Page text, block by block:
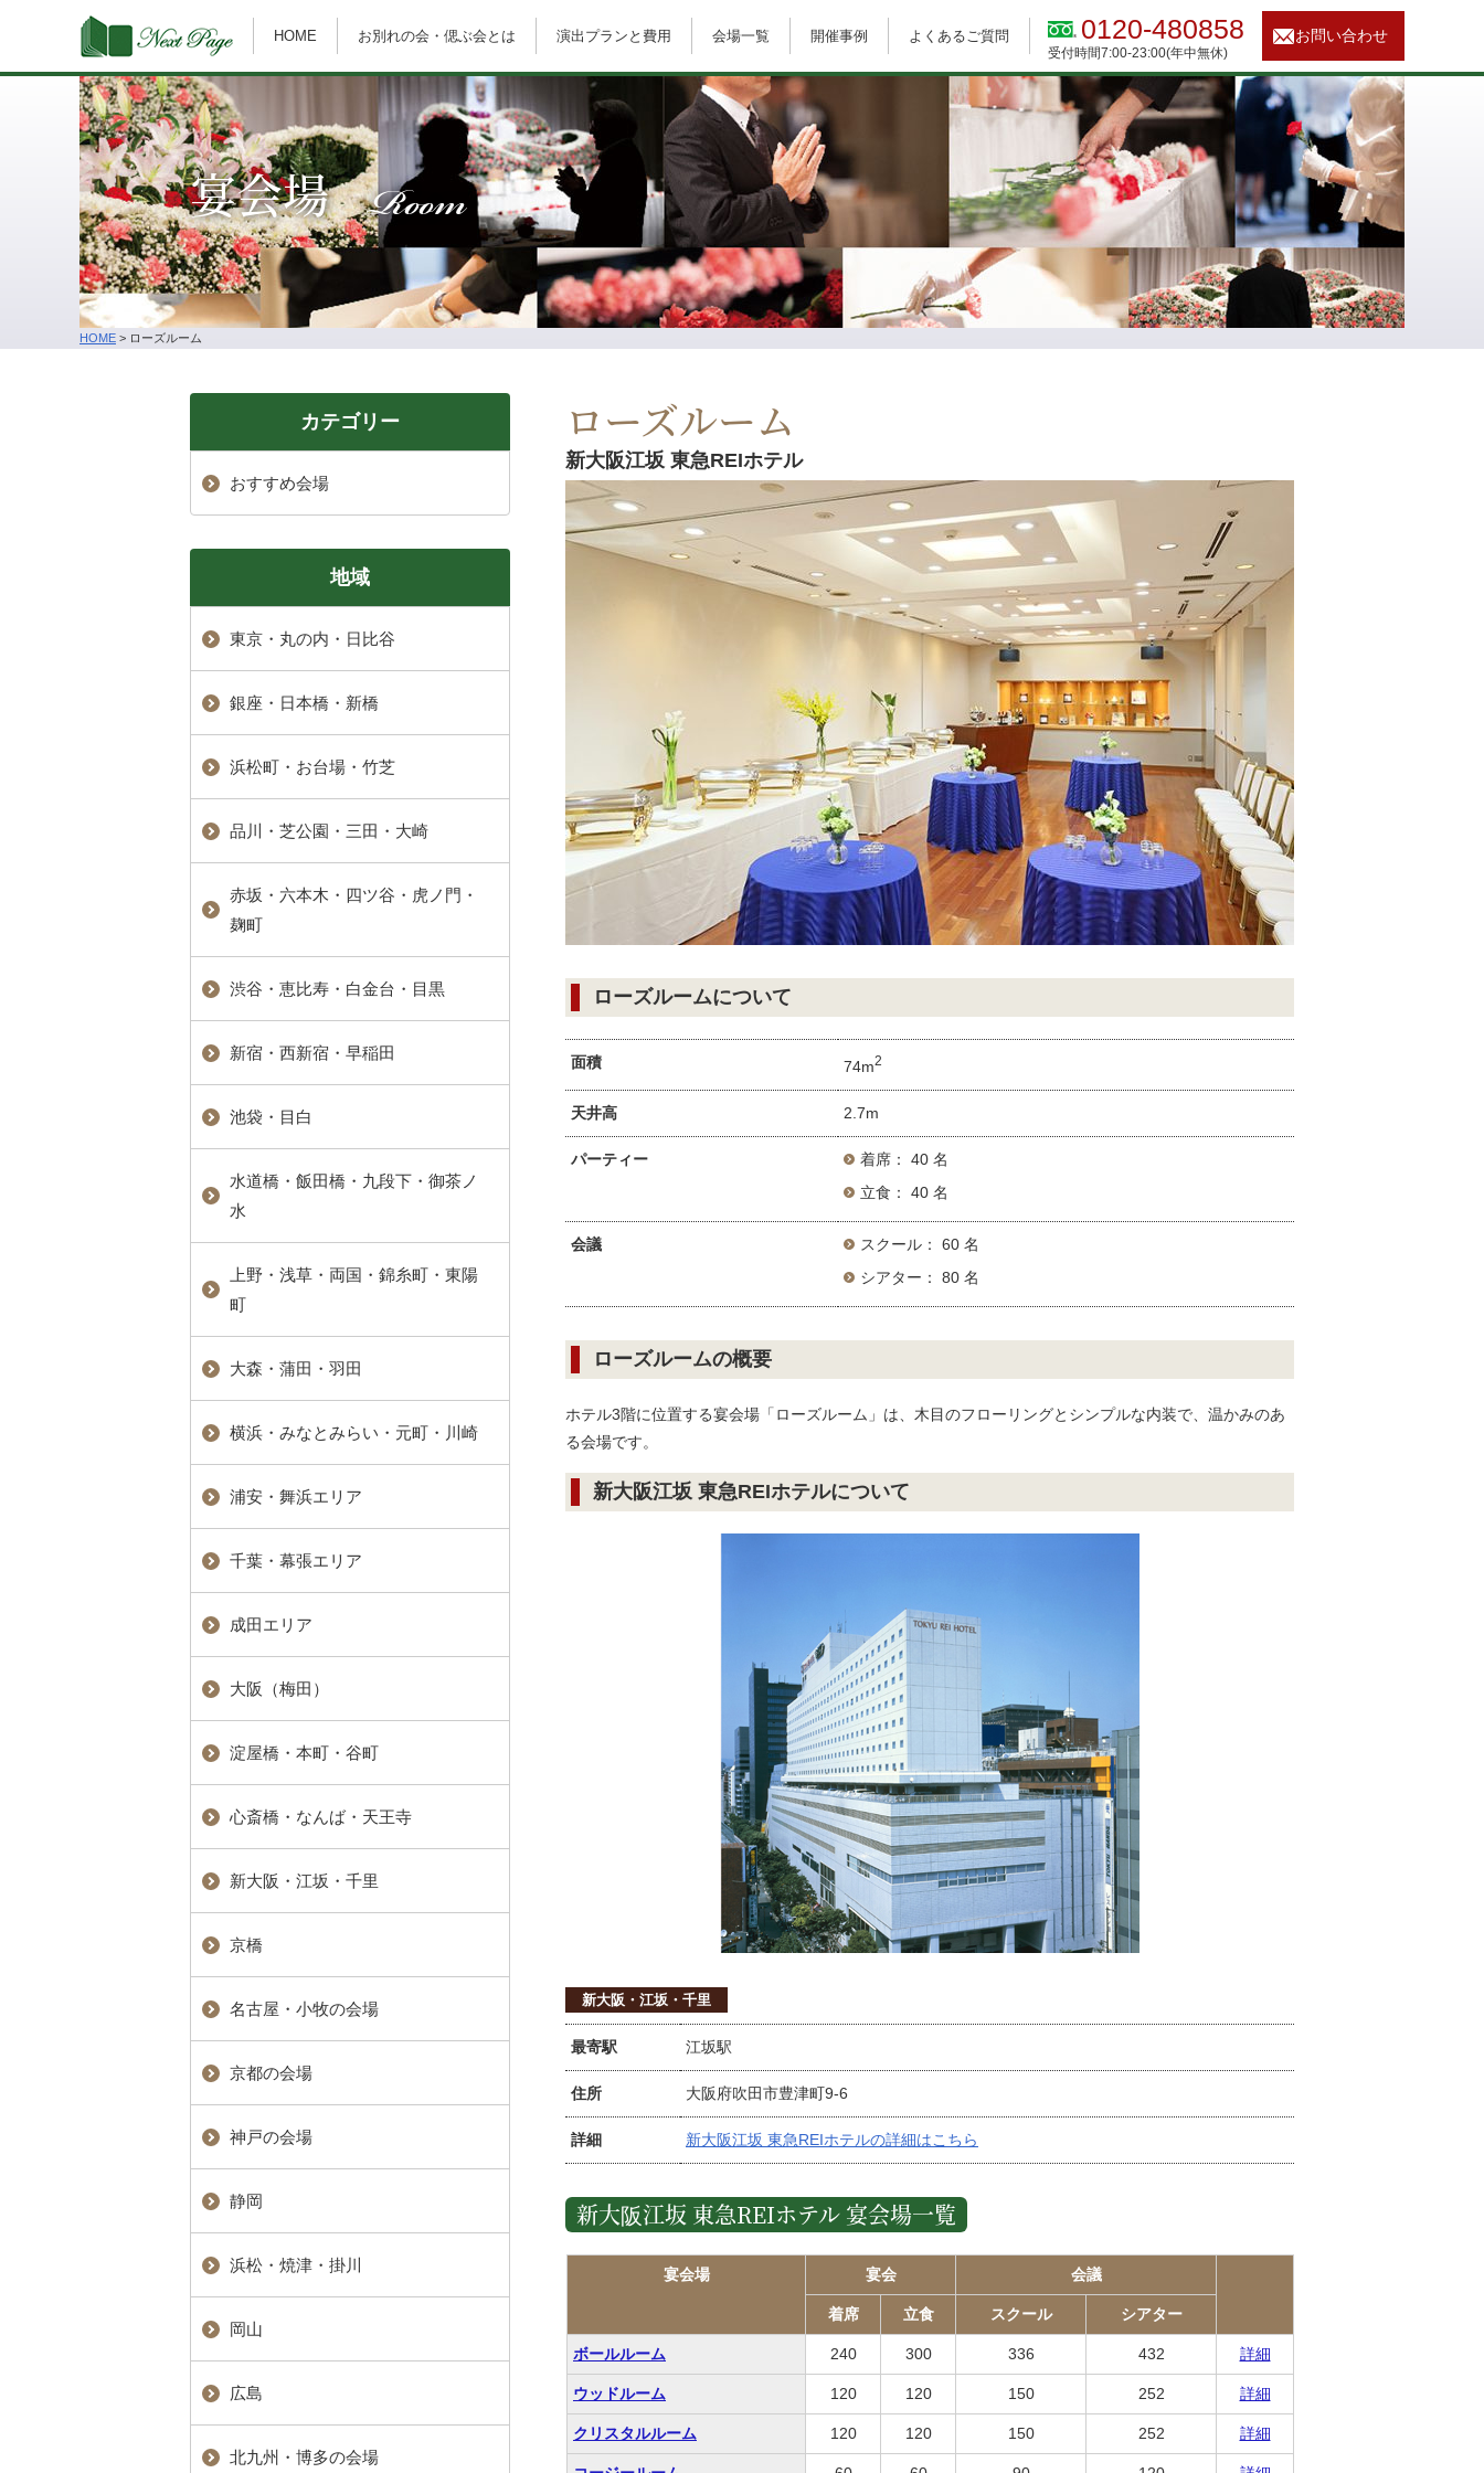
HOME お別れの会・偲ぶ会とは 演出プランと費用 会場一覧 開催事例 よくあるご質問 0120-480858
受付時間7:00-23:00(年中無休)
お問い合わせ
宴会場 Room
HOME > ローズルーム
ローズルーム
新大阪江坂 東急REIホテル
ローズルームについて
面積 74m2
天井高 2.7m
パーティー
着席： 40 名
立食： 40 名
会議
スクール： 60 名
シアター： 80 名
ローズルームの概要
ホテル3階に位置する宴会場「ローズルーム」は、木目のフローリングとシンプルな内装で、温かみのあ
る会場です。
新大阪江坂 東急REIホテルについて
新大阪・江坂・千里
最寄駅 江坂駅
住所 大阪府吹田市豊津町9-6
詳細 新大阪江坂 東急REIホテルの詳細はこちら
新大阪江坂 東急REIホテル 宴会場一覧
宴会場 宴会 会議
着席 立食 スクール シアター
ボールルーム 240 300 336 432 詳細
ウッドルーム 120 120 150 252 詳細
クリスタルルーム 120 120 150 252 詳細
カテゴリー
おすすめ会場
地域
東京・丸の内・日比谷
銀座・日本橋・新橋
浜松町・お台場・竹芝
品川・芝公園・三田・大崎
赤坂・六本木・四ツ谷・虎ノ門・
麹町
渋谷・恵比寿・白金台・目黒
新宿・西新宿・早稲田
池袋・目白
水道橋・飯田橋・九段下・御茶ノ
水
上野・浅草・両国・錦糸町・東陽
町
大森・蒲田・羽田
横浜・みなとみらい・元町・川崎
浦安・舞浜エリア
千葉・幕張エリア
成田エリア
大阪（梅田）
淀屋橋・本町・谷町
心斎橋・なんば・天王寺
新大阪・江坂・千里
京橋
名古屋・小牧の会場
京都の会場
神戸の会場
静岡
浜松・焼津・掛川
岡山
広島
北九州・博多の会場